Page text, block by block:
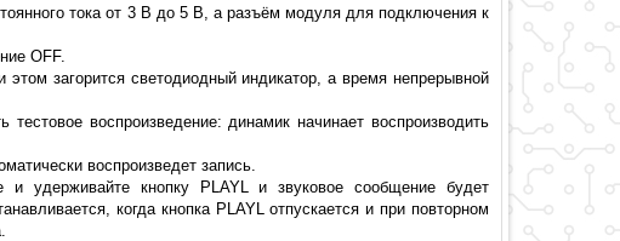
тока от 3 В до 5 В, а разъём модуля для подключения к
OFF.
загорится светодиодный индикатор, а время непрерывной
воспроизведение: динамик начинает воспроизводить
воспроизведет запись.
удерживайте кнопку PLAYL и звуковое сообщение будет
когда кнопка PLAYL отпускается и при повторном